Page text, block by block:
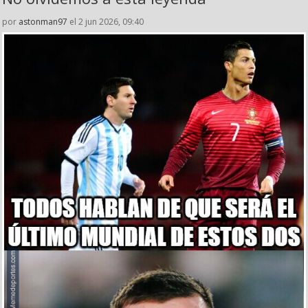
por astonman97 el 2 jun 2026, 09:40